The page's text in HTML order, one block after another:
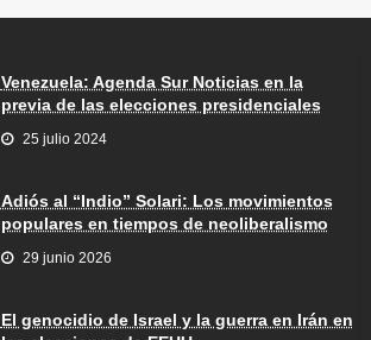
Venezuela: Agenda Sur Noticias en la
previa de las elecciones presidenciales
25 julio 2024
Adiós al “Indio” Solari: Los movimientos
populares en tiempos de neoliberalismo
29 junio 2026
El genocidio de Israel y la guerra en Irán en